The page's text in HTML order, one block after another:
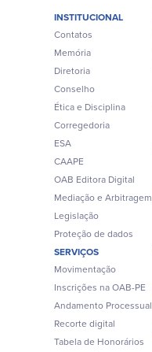
INSTITUCIONAL
Contatos
Memória
Diretoria
Conselho
Ética e Disciplina
Corregedoria
ESA
CAAPE
OAB Editora Digital
Mediação e Arbitragem
Legislação
Proteção de dados
SERVIÇOS
Movimentação
Inscrições na OAB-PE
Andamento Processual
Recorte digital
Tabela de Honorários